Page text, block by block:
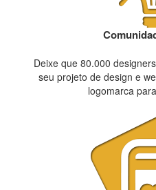
Deixe que 80.000
seu projeto de design e
logomarca